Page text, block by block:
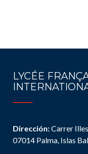
LYCÉE
Dirección:Carrer
07014 Palma, Islas